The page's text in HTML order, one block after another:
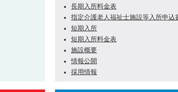
長期入所料金表
指定介護老人福祉士施設等入所申込
短期入所
短期入所料金表
施設概要
情報公開
採用情報